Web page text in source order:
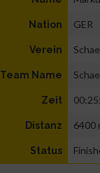
Nation GER
Verein
Team Name
Zeit
Distanz 6400
Status